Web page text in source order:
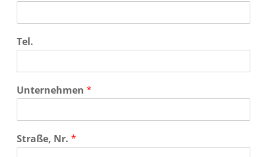
Tel.
Unternehmen *
Straße, Nr. *